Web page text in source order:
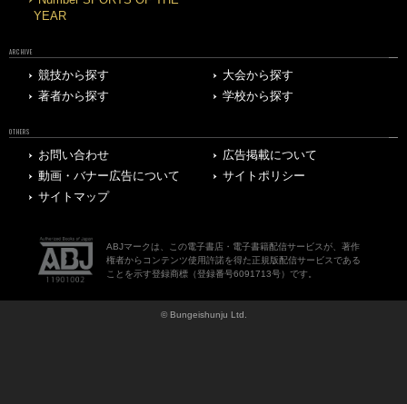
YEAR
ARCHIVE
競技から探す
大会から探す
著者から探す
学校から探す
OTHERS
お問い合わせ
広告掲載について
動画・バナー広告について
サイトポリシー
サイトマップ
ABJマークは、この電子書店・電子書籍配信サービスが、著作
権者からコンテンツ使用許諾を得た正規版配信サービスである
ことを示す登録商標（登録番号6091713号）です。
© Bungeishunju Ltd.